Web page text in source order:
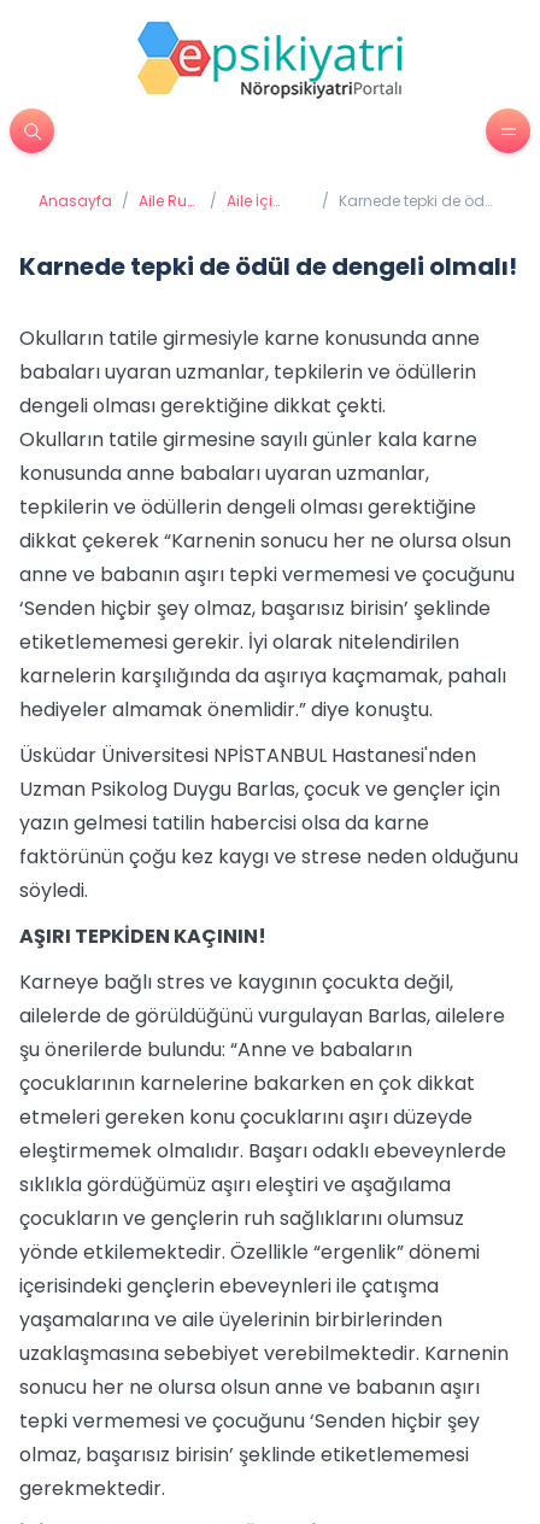
Anasayfa / Aile Ruh
/ Aile İçi
/ Karnede tepki de ödül
Karnede tepki de ödül de dengeli olmalı!
Okulların tatile girmesiyle karne konusunda anne
babaları uyaran uzmanlar, tepkilerin ve ödüllerin
dengeli olması gerektiğine dikkat çekti.
Okulların tatile girmesine sayılı günler kala karne
konusunda anne babaları uyaran uzmanlar,
tepkilerin ve ödüllerin dengeli olması gerektiğine
dikkat çekerek “Karnenin sonucu her ne olursa olsun
anne ve babanın aşırı tepki vermemesi ve çocuğunu
‘Senden hiçbir şey olmaz, başarısız birisin’ şeklinde
etiketlememesi gerekir. İyi olarak nitelendirilen
karnelerin karşılığında da aşırıya kaçmamak, pahalı
hediyeler almamak önemlidir.” diye konuştu.
Üsküdar Üniversitesi NPİSTANBUL Hastanesi'nden
Uzman Psikolog Duygu Barlas, çocuk ve gençler için
yazın gelmesi tatilin habercisi olsa da karne
faktörünün çoğu kez kaygı ve strese neden olduğunu
söyledi.
AŞIRI TEPKİDEN KAÇININ!
Karneye bağlı stres ve kaygının çocukta değil,
ailelerde de görüldüğünü vurgulayan Barlas, ailelere
şu önerilerde bulundu: “Anne ve babaların
çocuklarının karnelerine bakarken en çok dikkat
etmeleri gereken konu çocuklarını aşırı düzeyde
eleştirmemek olmalıdır. Başarı odaklı ebeveynlerde
sıklıkla gördüğümüz aşırı eleştiri ve aşağılama
çocukların ve gençlerin ruh sağlıklarını olumsuz
yönde etkilemektedir. Özellikle “ergenlik” dönemi
içerisindeki gençlerin ebeveynleri ile çatışma
yaşamalarına ve aile üyelerinin birbirlerinden
uzaklaşmasına sebebiyet verebilmektedir. Karnenin
sonucu her ne olursa olsun anne ve babanın aşırı
tepki vermemesi ve çocuğunu ‘Senden hiçbir şey
olmaz, başarısız birisin’ şeklinde etiketlememesi
gerekmektedir.